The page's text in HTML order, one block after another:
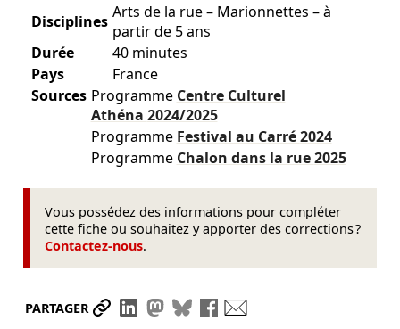
Disciplines Arts de la rue – Marionnettes – à
partir de 5 ans
Durée
40 minutes
Pays
France
Sources Programme Centre Culturel
Athéna 2024/2025
Programme Festival au Carré2024
Programme Chalon dans la rue2025
Vous possédez des informations pour compléter
cette fiche ou souhaitez y apporter des corrections ?
Contactez-nous.
PARTAGER Partager le lien
Partager sur LinkedIn
Partager sur Mastodon
Partager sur Bluesky
Partager sur Facebook